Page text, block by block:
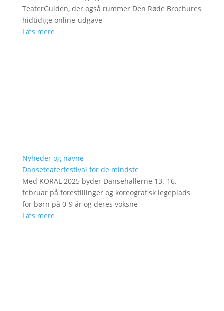
TeaterGuiden, der også rummer Den Røde Brochures
hidtidige online-udgave
Læs mere
Nyheder og navne
Danseteaterfestival for de mindste
Med KORAL 2025 byder Dansehallerne 13.-16.
februar på forestillinger og koreografisk legeplads
for børn på 0-9 år og deres voksne
Læs mere